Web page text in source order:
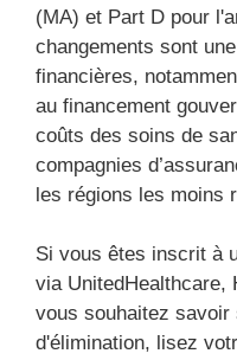
(MA) et Part D pour
changements sont
financières,
au financement
coûts des soins de
compagnies
les régions les moins
Si vous êtes inscrit à
via UnitedHealthcare,
vous souhaitez
d'élimination, lisez